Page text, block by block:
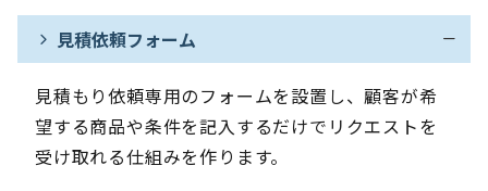
見積依頼フォーム
見積もり依頼専用のフォームを設置し、顧客が希
望する商品や条件を記入するだけでリクエストを
受け取れる仕組みを作ります。